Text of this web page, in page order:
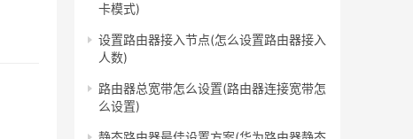
卡模式)
设置路由器接入节点(怎么设置路由器接入
人数)
路由器总宽带怎么设置(路由器连接宽带怎
么设置)